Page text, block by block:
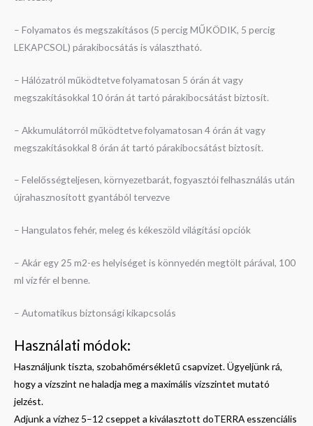
– Folyamatos és megszakításos (5 percig MŰKÖDIK, 5 percig
LEKAPCSOL) párakibocsátás is választható.
– Hálózatról működtetve folyamatosan 5 órán át vagy
megszakításokkal 10 órán át tartó párakibocsátást biztosít.
– Akkumulátorról működtetve folyamatosan 4 órán át vagy
megszakításokkal 8 órán át tartó párakibocsátást biztosít.
– Felelősségteljesen, környezetbarát, fogyasztói felhasználás után
újrahasznosított gyantából tervezve
– Hangulatos fehér, meleg és kékeszöld világítási opciók
– Akár egy 25 m2-es helyiséget is könnyedén megtölt párával, 100
ml víz fér el benne.
– Automatikus biztonsági kikapcsolás
Használati módok:
Használjunk tiszta, szobahőmérsékletű csapvizet. Ügyeljünk rá,
hogy a vízszint ne haladja meg a maximális vízszintet mutató
jelzést.
Adjunk a vízhez 5–12 cseppet a kiválasztott doTERRA esszenciális